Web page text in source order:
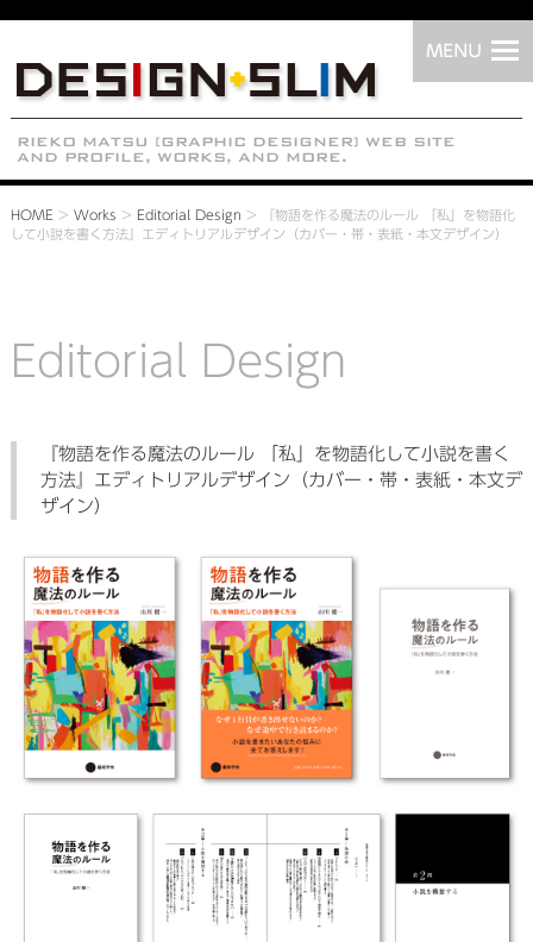
HOME > Works > Editorial Design >
『物語を作る魔法のルール 「私」を物語化
して小説を書く方法』エディトリアルデザイン（カバー・帯・表紙・本文デザイン）
Editorial Design
『物語を作る魔法のルール 「私」を物語化して小説を書く
方法』エディトリアルデザイン（カバー・帯・表紙・本文デ
ザイン）